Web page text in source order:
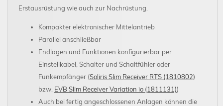
Erstausrüstung wie auch zur Nachrüstung.
Kompakter elektronischer Mittelantrieb
Parallel anschließbar
Endlagen und Funktionen konfigurierbar per
Einstellkabel, Schalter und Schaltfühler oder
Funkempfänger (Soliris Slim Receiver RTS (1810802)
bzw. EVB Slim Receiver Variation io (1811131))
Auch bei fertig angeschlossenen Anlagen können die